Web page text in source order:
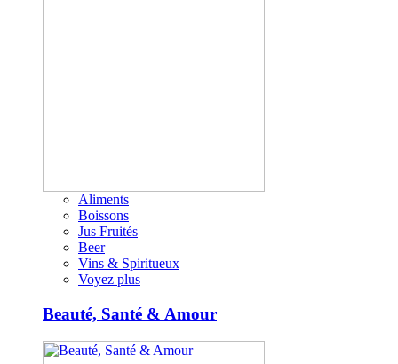
Aliments
Boissons
Jus Fruités
Beer
Vins & Spiritueux
Voyez plus
Beauté, Santé & Amour